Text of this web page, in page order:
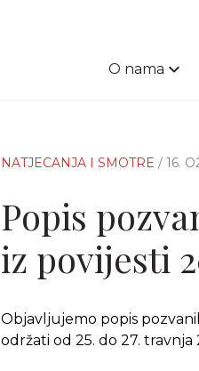
O nama
NATJECANJA I SMOTRE / 16.
Popis
iz povijesti
Objavljujemo popis
održati od 25. do 27.